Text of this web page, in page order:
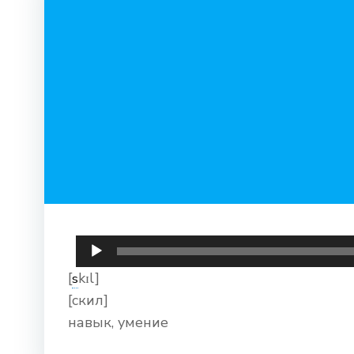
Аудиоплеер
[skɪl]
[скил]
навык, умение